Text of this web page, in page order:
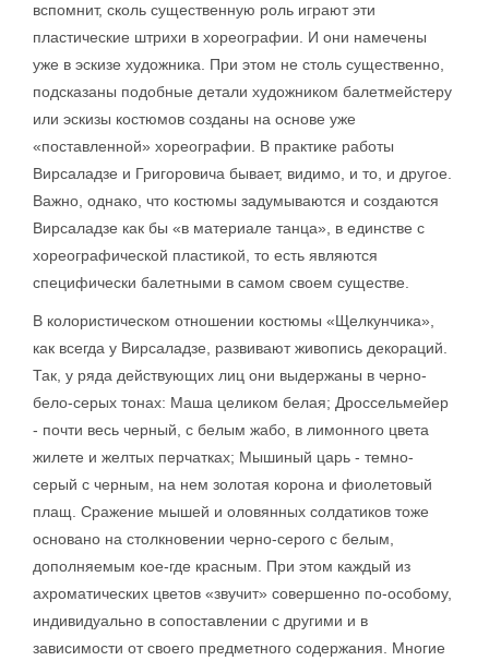
вспомнит, сколь существенную роль играют эти
пластические штрихи в хореографии. И они намечены
уже в эскизе художника. При этом не столь существенно,
подсказаны подобные детали художником балетмейстеру
или эскизы костюмов созданы на основе уже
«поставленной» хореографии. В практике работы
Вирсаладзе и Григоровича бывает, видимо, и то, и другое.
Важно, однако, что костюмы задумываются и создаются
Вирсаладзе как бы «в материале танца», в единстве с
хореографической пластикой, то есть являются
специфически балетными в самом своем существе.
В колористическом отношении костюмы «Щелкунчика»,
как всегда у Вирсаладзе, развивают живопись декораций.
Так, у ряда действующих лиц они выдержаны в черно-
бело-серых тонах: Маша целиком белая; Дроссельмейер
- почти весь черный, с белым жабо, в лимонного цвета
жилете и желтых перчатках; Мышиный царь - темно-
серый с черным, на нем золотая корона и фиолетовый
плащ. Сражение мышей и оловянных солдатиков тоже
основано на столкновении черно-серого с белым,
дополняемым кое-где красным. При этом каждый из
ахроматических цветов «звучит» совершенно по-особому,
индивидуально в сопоставлении с другими и в
зависимости от своего предметного содержания. Многие